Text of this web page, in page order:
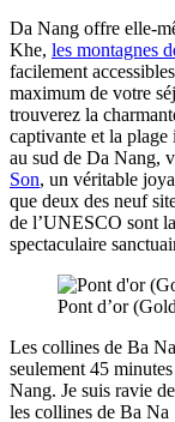
Da Nang offre elle-
Khe, les montagnes
facilement
maximum de votre
trouverez la
captivante et la plage
au sud de Da Nang,
Son, un véritable
que deux des neuf
de l’UNESCO sont
spectaculaire
Pont d’or
Les collines de Ba
seulement 45
Nang. Je suis ravie
les collines de Ba Na